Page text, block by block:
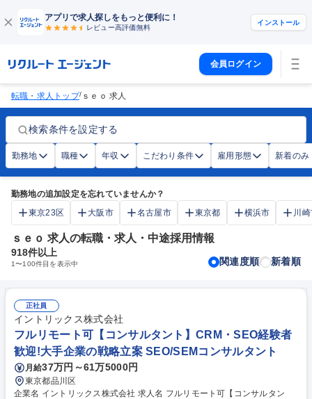
アプリで求人探しをもっと便利に！
レビュー高評価無料
インストール
会員ログイン
転職・求人トップ/ ｓｅｏ 求人
検索条件を設定する
勤務地 職種 年収 こだわり条件 雇用形態 新着のみ
勤務地の追加設定を忘れていませんか？
東京23区
大阪市 名古屋市 東京都 横浜市 川
ｓｅｏ 求人の転職・求人・中途採用情報
918件以上
1〜100件目を表示中 関連度順 新着順
正社員
イントリックス株式会社
フルリモート可【コンサルタント】CRM・SEO経験者
歓迎!大手企業の戦略立案 SEO/SEMコンサルタント
月給37万円～61万5000円
東京都品川区
企業名 イントリックス株式会社 求人名 フルリモート可【コンサルタン